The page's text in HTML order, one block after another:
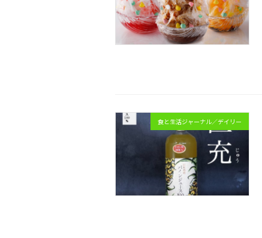
食と生活ジャーナル／デイリー